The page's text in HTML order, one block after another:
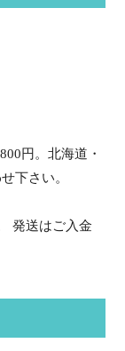
円。北海道・
下さい。
発送はご入金